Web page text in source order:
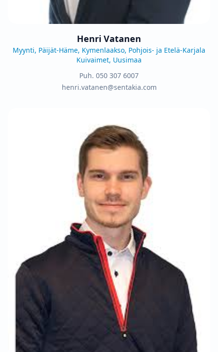
Henri Vatanen
Myynti, Päijät-Häme, Kymenlaakso, Pohjois- ja Etelä-Karjala
Kuivaimet, Uusimaa
Puh. 050 307 6007
henri.vatanen@sentakia.com